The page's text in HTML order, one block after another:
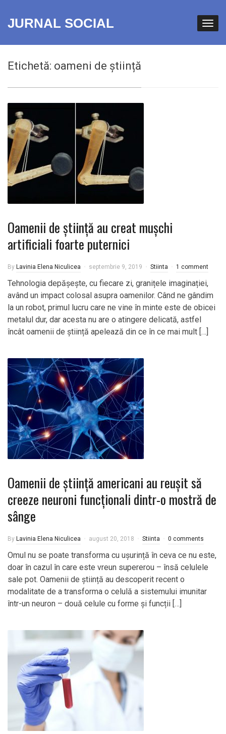
JURNAL SOCIAL
Etichetă: oameni de știință
Oamenii de știință au creat mușchi
artificiali foarte puternici
By Lavinia Elena Niculicea septembrie 9, 2019 Stiinta 1 comment
Tehnologia depășește, cu fiecare zi, granițele imaginației,
având un impact colosal asupra oamenilor. Când ne gândim
la un robot, primul lucru care ne vine în minte este de obicei
metalul dur, dar acesta nu are o atingere delicată, astfel
încât oamenii de știință apelează din ce în ce mai mult […]
Oamenii de știință americani au reușit să
creeze neuroni funcționali dintr-o mostră de
sânge
By Lavinia Elena Niculicea august 20, 2018 Stiinta 0 comments
Omul nu se poate transforma cu ușurință în ceva ce nu este,
doar în cazul în care este vreun supererou – însă celulele
sale pot. Oamenii de știință au descoperit recent o
modalitate de a transforma o celulă a sistemului imunitar
într-un neuron – două celule cu forme și funcții […]